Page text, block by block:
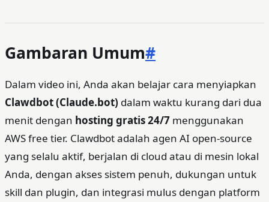
Gambaran Umum#
Dalam video ini, Anda akan belajar cara menyiapkan
Clawdbot (Claude.bot) dalam waktu kurang dari dua
menit dengan hosting gratis 24/7 menggunakan
AWS free tier. Clawdbot adalah agen AI open‑source
yang selalu aktif, berjalan di cloud atau di mesin lokal
Anda, dengan akses sistem penuh, dukungan untuk
skill dan plugin, dan integrasi mulus dengan platform